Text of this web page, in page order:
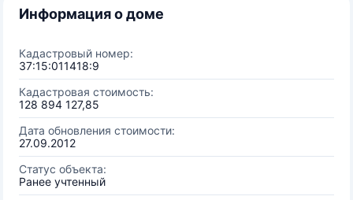
Информация о доме
Кадастровый номер:
37:15:011418:9
Кадастровая стоимость:
128 894 127,85
Дата обновления стоимости:
27.09.2012
Статус объекта:
Ранее учтенный